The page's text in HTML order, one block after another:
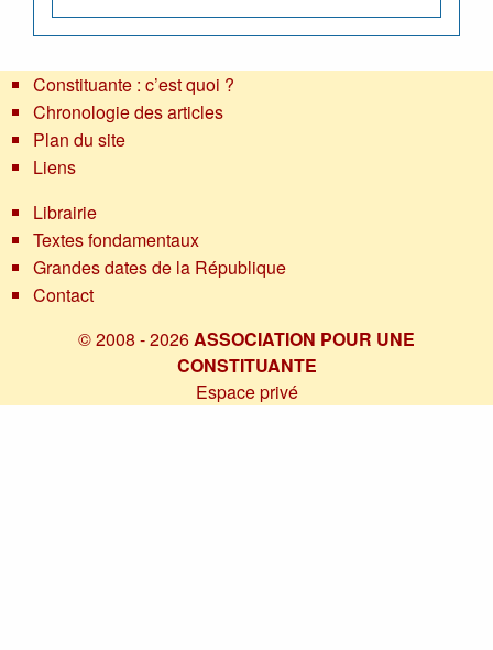
Constituante : c’est quoi ?
Chronologie des articles
Plan du site
Liens
Librairie
Textes fondamentaux
Grandes dates de la République
Contact
© 2008 - 2026ASSOCIATION POUR UNE
CONSTITUANTE
Espace privé